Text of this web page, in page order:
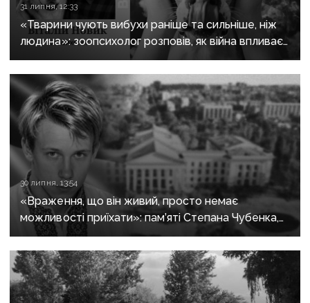
31 липня, 12:33
«Тварини чують вибухи раніше та сильніше, ніж
людина»: зоопсихолог розповів, як війна впливає
на домашніх улюбленців
30 липня, 13:54
«Враження, що він живий, просто немає
можливості приїхати»: пам’яті Степана Чубенка,
якого закатували бойовики за любов до України